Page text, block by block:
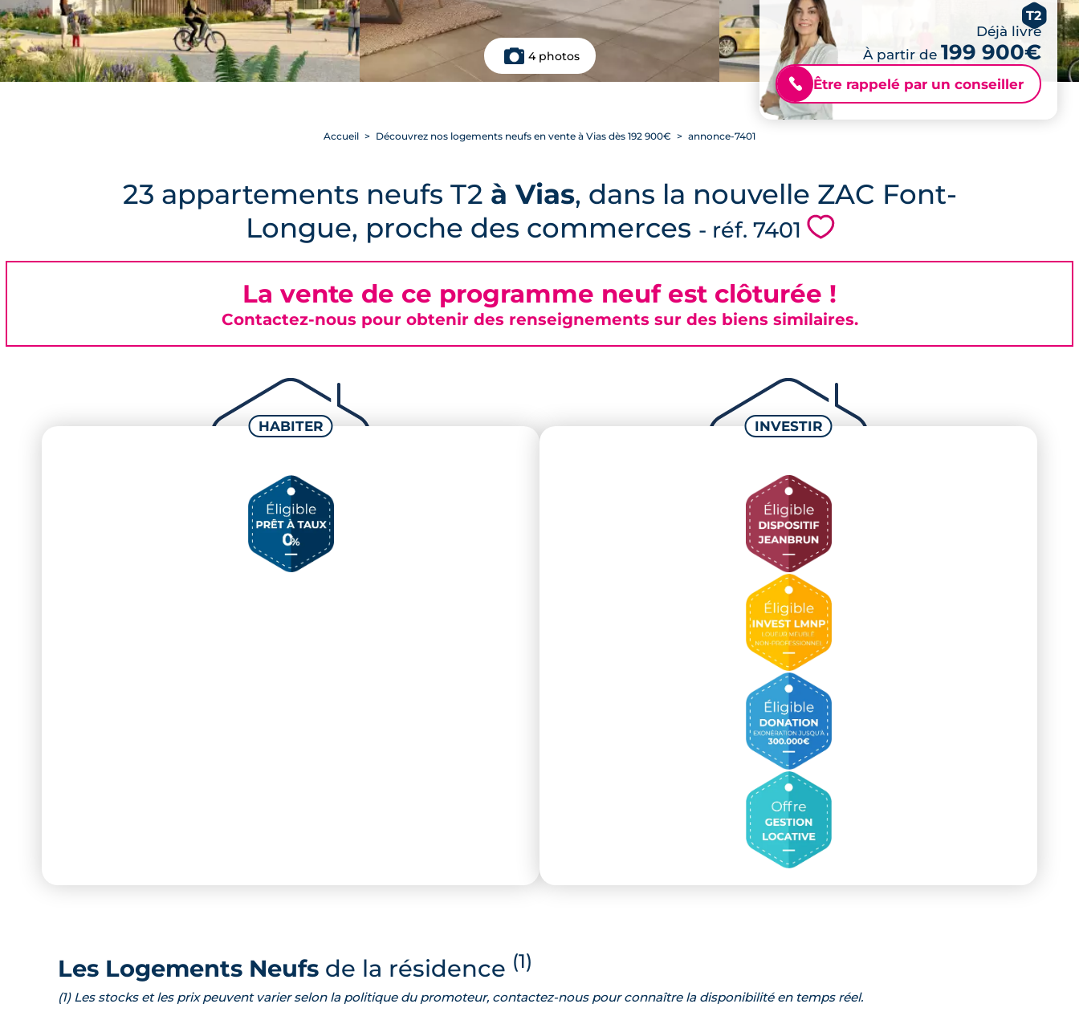
4 photos
T2
Déjà livré
À partir de 199 900€
📞 Être rappelé par un conseiller
Accueil Découvrez nos logements neufs en vente à Vias dès 192 900€ annonce-7401
23 appartements neufs T2 à Vias, dans la nouvelle ZAC Font-
Longue, proche des commerces - réf. 7401 💗
La vente de ce programme neuf est clôturée !
Contactez-nous pour obtenir des renseignements sur des biens similaires.
Les Logements Neufs de la résidence (1)
(1) Les stocks et les prix peuvent varier selon la politique du promoteur, contactez-nous pour connaître la disponibilité en temps réel.